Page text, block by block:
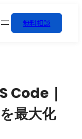
無料相談
Code｜
最大化